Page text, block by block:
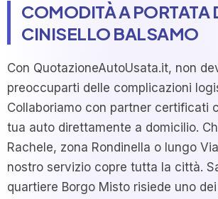
COMODITÀ A PORTATA
CINISELLO BALSAMO
Con QuotazioneAutoUsata.it, non
preoccuparti delle complicazioni
Collaboriamo con partner certificati
tua auto direttamente a domicilio.
Rachele, zona Rondinella o lungo
nostro servizio copre tutta la città.
quartiere Borgo Misto risiede uno